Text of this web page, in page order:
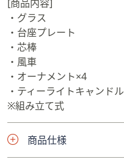
[商品内容]
・グラス
・台座プレート
・芯棒
・風車
・オーナメント×4
・ティーライトキャンドル
※組み立て式
商品仕様